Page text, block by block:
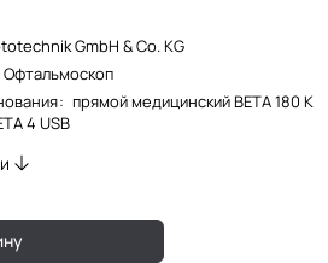
GmbH & Co. KG
Офтальмоскоп
: прямой медицинский BETA 180 К
4 USB